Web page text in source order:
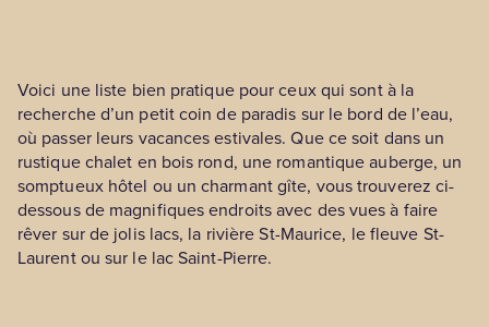
Voici une liste bien pratique pour ceux qui sont à la
recherche d’un petit coin de paradis sur le bord de l’eau,
où passer leurs vacances estivales. Que ce soit dans un
rustique chalet en bois rond, une romantique auberge, un
somptueux hôtel ou un charmant gîte, vous trouverez ci-
dessous de magnifiques endroits avec des vues à faire
rêver sur de jolis lacs, la rivière St-Maurice, le fleuve St-
Laurent ou sur le lac Saint-Pierre.